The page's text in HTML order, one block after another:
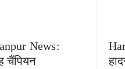
News:
चैंपियन